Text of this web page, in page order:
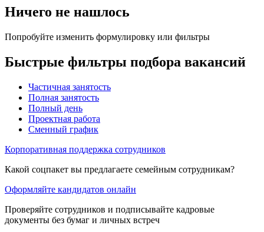
Ничего не нашлось
Попробуйте изменить формулировку или фильтры
Быстрые фильтры подбора вакансий
Частичная занятость
Полная занятость
Полный день
Проектная работа
Сменный график
Корпоративная поддержка сотрудников
Какой соцпакет вы предлагаете семейным сотрудникам?
Оформляйте кандидатов онлайн
Проверяйте сотрудников и подписывайте кадровые
документы без бумаг и личных встреч